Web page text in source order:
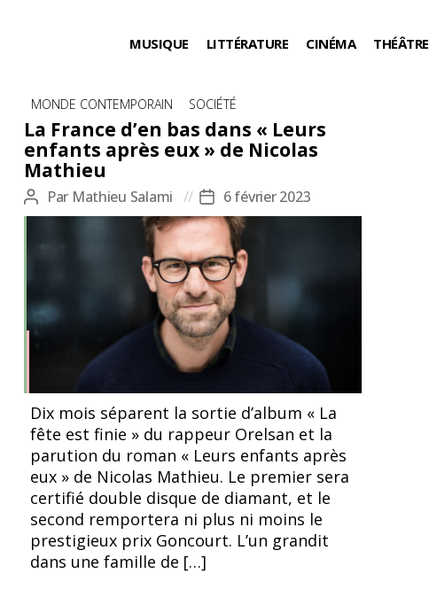
MUSIQUE LITTÉRATURE CINÉMA THÉÂTRE
Catégories
MONDE CONTEMPORAIN SOCIÉTÉ
La France d’en bas dans « Leurs
enfants après eux » de Nicolas
Mathieu
Auteur
de
l’article
Par Mathieu Salami
Date
de
l’article
6 février 2023
Nicolas Mathieu
Dix mois séparent la sortie d’album « La
fête est finie » du rappeur Orelsan et la
parution du roman « Leurs enfants après
eux » de Nicolas Mathieu. Le premier sera
certifié double disque de diamant, et le
second remportera ni plus ni moins le
prestigieux prix Goncourt. L’un grandit
dans une famille de […]